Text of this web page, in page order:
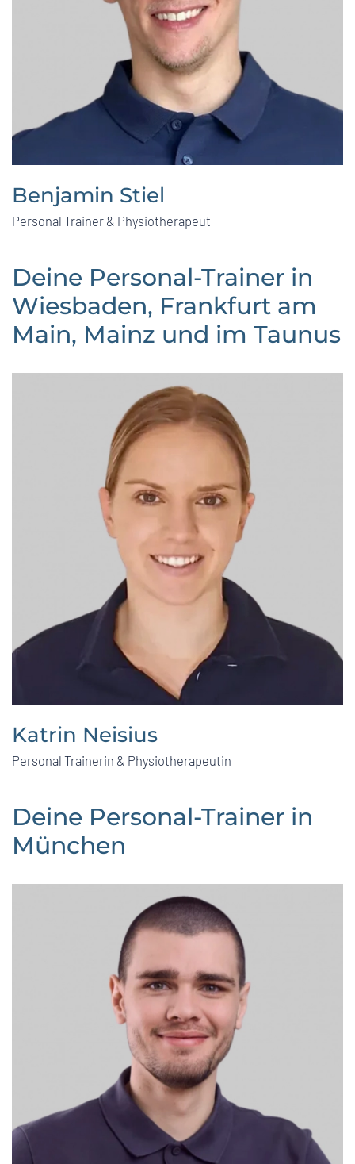
Benjamin Stiel
Personal Trainer & Physiotherapeut
Deine Personal-Trainer in
Wiesbaden, Frankfurt am
Main, Mainz und im Taunus
Katrin Neisius
Personal Trainerin & Physiotherapeutin
Deine Personal-Trainer in
München